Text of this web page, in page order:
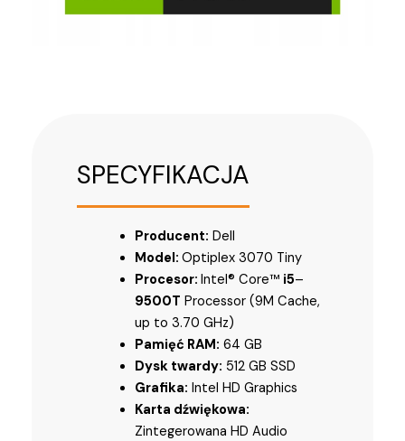
SPECYFIKACJA
Producent: Dell
Model: Optiplex 3070 Tiny
Procesor: Intel® Core™ i5–
9500T Processor (9M Cache,
up to 3.70 GHz)
Pamięć RAM: 64 GB
Dysk twardy: 512 GB SSD
Grafika: Intel HD Graphics
Karta dźwiękowa:
Zintegerowana HD Audio